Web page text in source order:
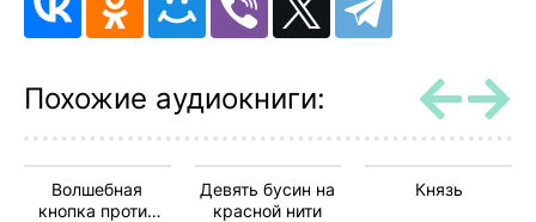
Похожие аудиокниги:
Волшебная
кнопка против
Девять бусин на
красной нити
Князь